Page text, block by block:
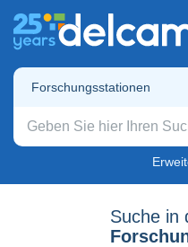
Forschungsstationen
Suche in